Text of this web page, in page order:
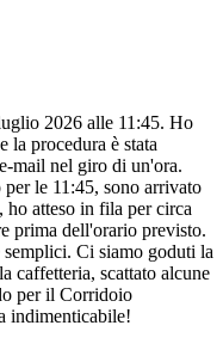
2026 alle 11:45. Ho
la procedura è stata
mail nel giro di un'ora.
per le 11:45, sono arrivato
atteso in fila per circa
prima dell'orario previsto.
Ci siamo goduti la
caffetteria, scattato alcune
per il Corridoio
indimenticabile!